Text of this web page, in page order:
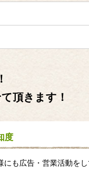
頂きます！
度
も広告・営業活動を